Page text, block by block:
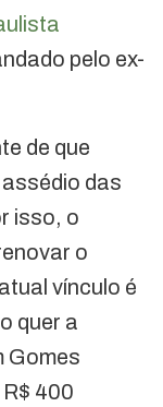
pelo ex-
de que
das
isso, o
o
vínculo é
quer a
Gomes
400